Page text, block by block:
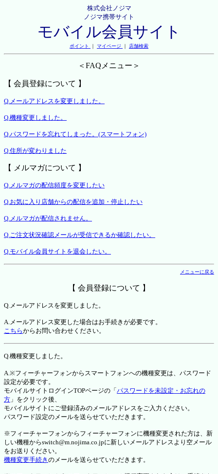
株式会社ノジマ
ノジマ携帯サイト
モバイル会員サイト
ポイント ｜ マイページ ｜ 店舗検索
＜FAQメニュー＞
【 会員登録について 】
Q.メールアドレスを変更しました。
Q.機種変更しました。
Q.パスワードを忘れてしまった。(スマートフォン)
Q.住所が変わりました
【 メルマガについて 】
Q.メルマガの配信頻度を変更したい
Q.お気に入り店舗からの配信を追加・停止したい
Q.メルマガが配信されません。
Q.ご注文状況確認メールが受信できるか確認したい。
Q.モバイル会員サイトを退会したい。
メニューに戻る
【 会員登録について 】
Q.メールアドレスを変更しました。
A.メールアドレス変更した場合はお手続きが必要です。
こちらからお問い合わせください。
Q.機種変更しました。
A.※フィーチャーフォンからスマートフォンへの機種変更は、パスワード
設定が必要です。
モバイルサイトログインTOPページの「 パスワードを未設定・お忘れの
方 」をクリック後、
モバイルサイトにご登録済みのメールアドレスをご入力ください。
パスワード設定のメールを送らせていただきます。
※フィーチャーフォンからフィーチャーフォンに機種変更された方は、新
しい機種からswitch@m.nojima.co.jpに新しいメールアドレスより空メール
をお送りください。
機種変更手続き のメールを送らせていただきます。